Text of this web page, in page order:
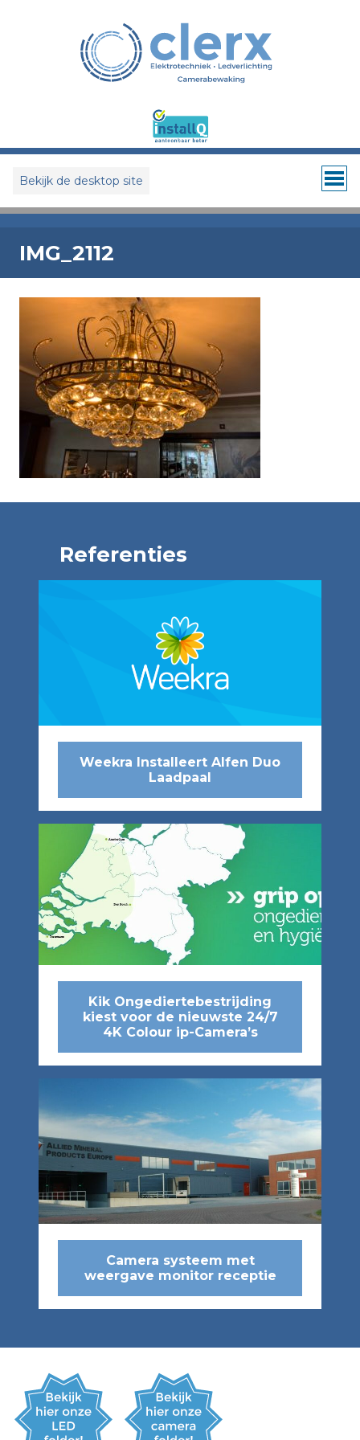
Bekijk de desktop site
IMG_2112
Referenties
Weekra Installeert Alfen Duo
Laadpaal
Kik Ongediertebestrijding
kiest voor de nieuwste 24/7
4K Colour ip-Camera’s
Camera systeem met
weergave monitor receptie